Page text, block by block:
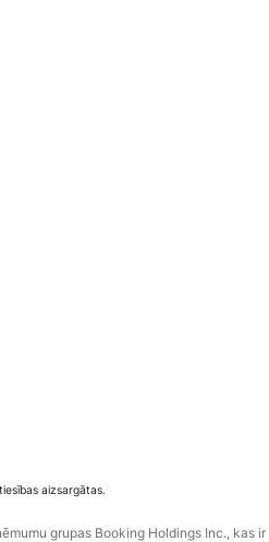
aizsargātas.
grupas Booking Holdings Inc.,